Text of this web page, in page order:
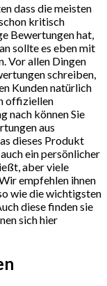
dass die meisten
kritisch
Bewertungen hat,
sollte es eben mit
Vor allen Dingen
schreiben,
Kunden natürlich
offiziellen
nach können Sie
aus
dieses Produkt
ein persönlicher
aber viele
empfehlen ihnen
wie die wichtigsten
diese finden sie
sich hier